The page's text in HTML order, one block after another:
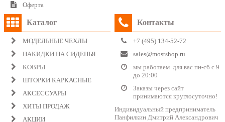
Оферта
Каталог
МОДЕЛЬНЫЕ ЧЕХЛЫ
НАКИДКИ НА СИДЕНЬЯ
КОВРЫ
ШТОРКИ КАРКАСНЫЕ
АКСЕССУАРЫ
ХИТЫ ПРОДАЖ
АКЦИИ
Контакты
+7 (495) 134-52-72
sales@mostshop.ru
мы работаем для вас пн-сб с 9
до 20:00
Заказы через сайт
принимаются круглосуточно!
Индивидуальный предприниматель
Панфилкин Дмитрий Александрович